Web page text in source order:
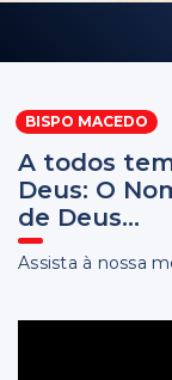
Biografia
Multimídia
Palavra Amiga
BISPO MACEDO
A todos
Deus: O
de Deus...
Assista à nossa